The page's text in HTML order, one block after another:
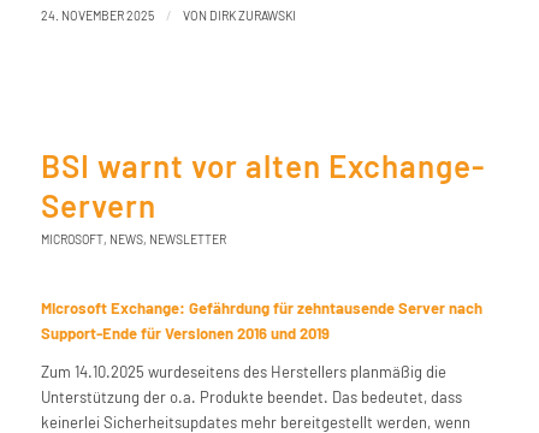
24. NOVEMBER 2025 / VON DIRK ZURAWSKI
BSI warnt vor alten Exchange-
Servern
MICROSOFT, NEWS, NEWSLETTER
Microsoft Exchange: Gefährdung für zehntausende Server nach
Support-Ende für Versionen 2016 und 2019
Zum 14.10.2025 wurdeseitens des Herstellers planmäßig die
Unterstützung der o.a. Produkte beendet. Das bedeutet, dass
keinerlei Sicherheitsupdates mehr bereitgestellt werden, wenn